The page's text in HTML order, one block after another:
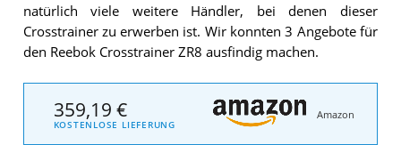
natürlich viele weitere Händler, bei denen dieser
Crosstrainer zu erwerben ist. Wir konnten 3 Angebote für
den Reebok Crosstrainer ZR8 ausfindig machen.
359,19 €
KOSTENLOSE LIEFERUNG
Amazon